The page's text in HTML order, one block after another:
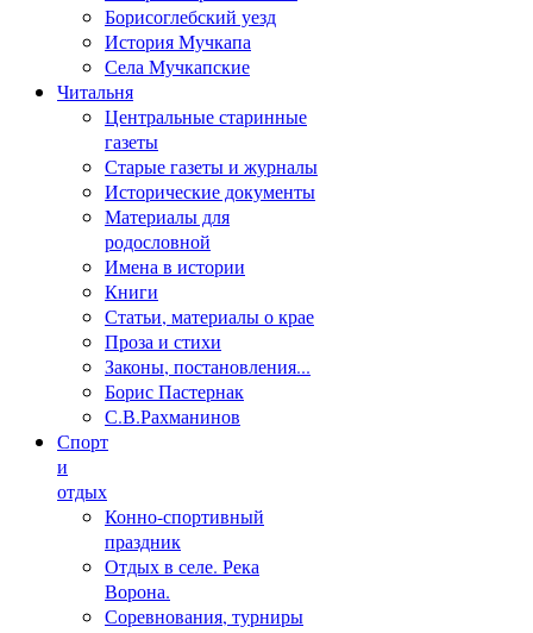
Борисоглебский уезд
История Мучкапа
Села Мучкапские
Читальня
Центральные старинные
газеты
Старые газеты и журналы
Исторические документы
Материалы для
родословной
Имена в истории
Книги
Статьи, материалы о крае
Проза и стихи
Законы, постановления...
Борис Пастернак
С.В.Рахманинов
Спорт
и
отдых
Конно-спортивный
праздник
Отдых в селе. Река
Ворона.
Соревнования, турниры